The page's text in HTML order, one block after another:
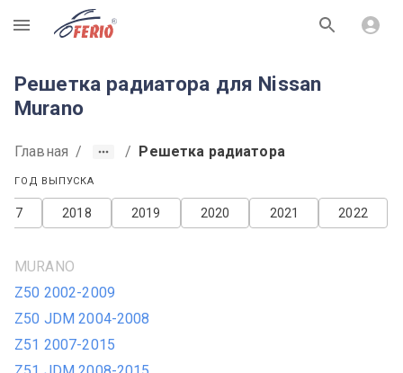
R
Решетка радиатора для Nissan
Murano
Главная / / Решетка радиатора
ГОД ВЫПУСКА
2022
2021
2020
2019
2018
MURANO
Z50 2002-2009
Z50 JDM 2004-2008
Z51 2007-2015